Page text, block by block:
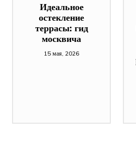
Идеальное
остекление
террасы: гид
москвича
15 мая, 2026